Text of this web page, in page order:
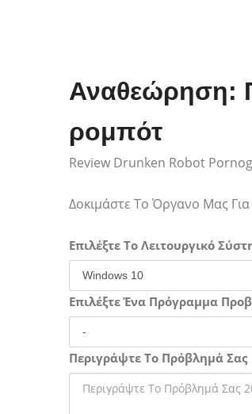
Αναθεώρηση:
ρομπότ
Review Drunken Robot
Δοκιμάστε Το Όργανο Μας
Επιλέξτε Το Λειτουργικό
Επιλέξτε Ένα Πρόγραμμα
Περιγράψτε Το Πρόβλημά Σας